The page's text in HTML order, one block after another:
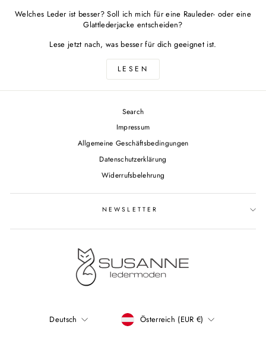
Welches Leder ist besser? Soll ich mich für eine Rauleder- oder eine
Glattlederjacke entscheiden?
Lese jetzt nach, was besser für dich geeignet ist.
LESEN
Search
Impressum
Allgemeine Geschäftsbedingungen
Datenschutzerklärung
Widerrufsbelehrung
NEWSLETTER
SPRACHE
Deutsch WÄHRUNG
Österreich (EUR €)